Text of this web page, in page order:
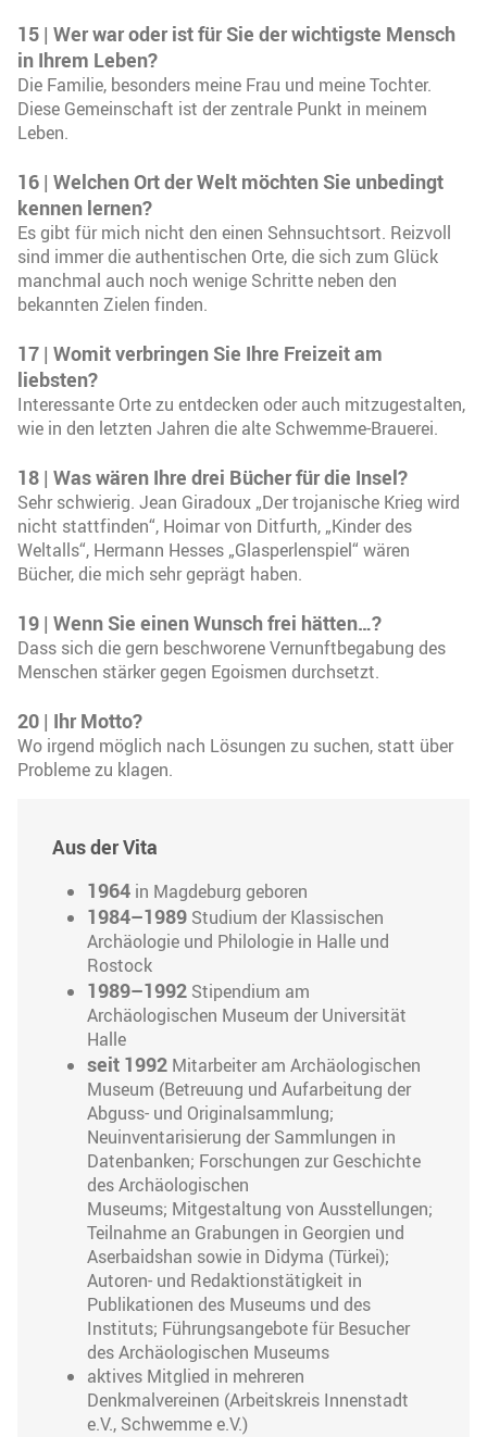
15 | Wer war oder ist für Sie der wichtigste Mensch
in Ihrem Leben?
Die Familie, besonders meine Frau und meine Tochter.
Diese Gemeinschaft ist der zentrale Punkt in meinem
Leben.
16 | Welchen Ort der Welt möchten Sie unbedingt
kennen lernen?
Es gibt für mich nicht den einen Sehnsuchtsort. Reizvoll
sind immer die authentischen Orte, die sich zum Glück
manchmal auch noch wenige Schritte neben den
bekannten Zielen finden.
17 | Womit verbringen Sie Ihre Freizeit am
liebsten?
Interessante Orte zu entdecken oder auch mitzugestalten,
wie in den letzten Jahren die alte Schwemme-Brauerei.
18 | Was wären Ihre drei Bücher für die Insel?
Sehr schwierig. Jean Giradoux „Der trojanische Krieg wird
nicht stattfinden“, Hoimar von Ditfurth, „Kinder des
Weltalls“, Hermann Hesses „Glasperlenspiel“ wären
Bücher, die mich sehr geprägt haben.
19 | Wenn Sie einen Wunsch frei hätten…?
Dass sich die gern beschworene Vernunftbegabung des
Menschen stärker gegen Egoismen durchsetzt.
20 | Ihr Motto?
Wo irgend möglich nach Lösungen zu suchen, statt über
Probleme zu klagen.
Aus der Vita
1964 in Magdeburg geboren
1984–1989 Studium der Klassischen
Archäologie und Philologie in Halle und
Rostock
1989–1992 Stipendium am
Archäologischen Museum der Universität
Halle
seit 1992 Mitarbeiter am Archäologischen
Museum (Betreuung und Aufarbeitung der
Abguss- und Originalsammlung;
Neuinventarisierung der Sammlungen in
Datenbanken; Forschungen zur Geschichte
des Archäologischen
Museums; Mitgestaltung von Ausstellungen;
Teilnahme an Grabungen in Georgien und
Aserbaidshan sowie in Didyma (Türkei);
Autoren- und Redaktionstätigkeit in
Publikationen des Museums und des
Instituts; Führungsangebote für Besucher
des Archäologischen Museums
aktives Mitglied in mehreren
Denkmalvereinen (Arbeitskreis Innenstadt
e.V., Schwemme e.V.)